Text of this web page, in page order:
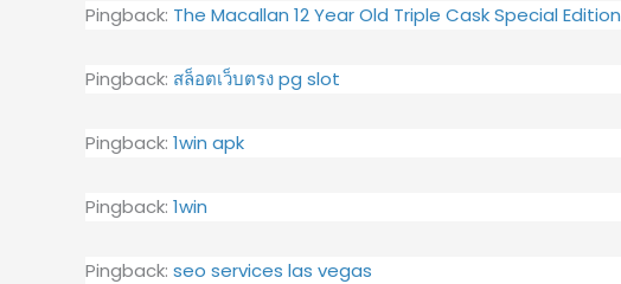
Pingback: The Macallan 12 Year Old Triple Cask Special Edition
Pingback: สล็อตเว็บตรง pg slot
Pingback: 1win apk
Pingback: 1win
Pingback: seo services las vegas